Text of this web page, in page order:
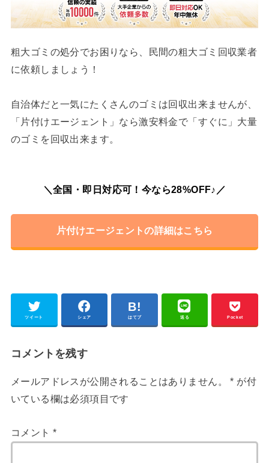
粗大ゴミの処分でお困りなら、民間の粗大ゴミ回収業者
に依頼しましょう！
自治体だと一気にたくさんのゴミは回収出来ませんが、
「片付けエージェント」なら激安料金で「すぐに」大量
のゴミを回収出来ます。
＼全国・即日対応可！今なら28%OFF♪／
片付けエージェントの詳細はこちら
ツイート シェア はてブ 送る Pocket
コメントを残す
メールアドレスが公開されることはありません。 * が付
いている欄は必須項目です
コメント *